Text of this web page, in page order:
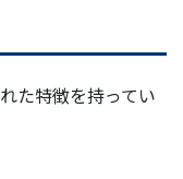
た特徴を持ってい